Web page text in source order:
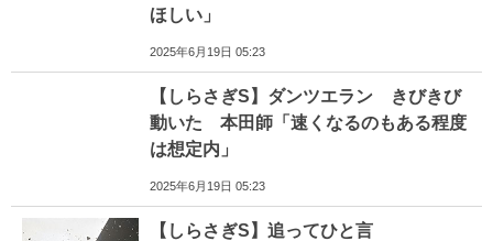
ほしい」
2025年6月19日 05:23
【しらさぎS】ダンツエラン きびきび
動いた 本田師「速くなるのもある程度
は想定内」
2025年6月19日 05:23
【しらさぎS】追ってひと言